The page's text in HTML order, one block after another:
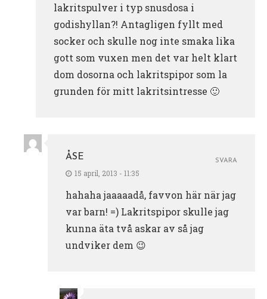
lakritspulver i typ snusdosa i
godishyllan?! Antagligen fyllt med
socker och skulle nog inte smaka lika
gott som vuxen men det var helt klart
dom dosorna och lakritspipor som la
grunden för mitt lakritsintresse 🙂
ÅSE
15 april, 2013 - 11:35
hahaha jaaaaadå, favvon här när jag
var barn! =) Lakritspipor skulle jag
kunna äta två askar av så jag
undviker dem 😉
SVARA